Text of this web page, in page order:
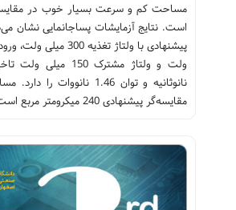
مساحت کم و سرعت بسیار خوب در
است. نتایج آزمایشات پساجانمایی نشان
نانوثانیه و توان 1.46
مقایسه‌گر پیشنهادی 240 میکرومتر مربع است.